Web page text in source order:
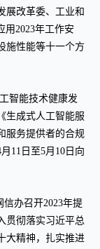
展改革委、工业和
用2023年工作安
施性能等十一个方
智能技术健康发
生成式人工智能服
服务提供者的合规
11日至5月10日向
办召开2023年提
贯彻落实习近平总
大精神，扎实推进